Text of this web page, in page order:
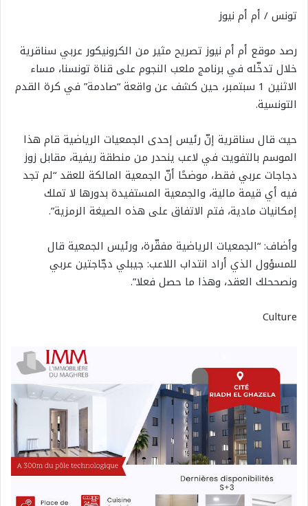
تونس / أم أم نيوز
رصد موقع أم أم نيوز تصريح مثير من الكرونيكور عربي سناقرية
خلال تدخّله في برنامج ملعب النجوم على قناة تونسنا، مساء
الاثنين 1 سبتمبر، حين كشف عن واقعة “صادمة” في كرة القدم
التونسية.
حيث قال سناقرية إنّ رئيس إحدى الجمعيات الرياضية قام هذا
الموسم بالتفويت في لاعب ينحدر من منطقة ريفية، مقابل زوز
دجاجات عربي فقط، موضحًا أنّ الجمعية المالكة للعقد “لم تجد
فيه أي قيمة مالية، والجمعية المستفيدة بدورها لا تملك
إمكانيات مادية، فتم الاتفاق على هذه الصيغة الرمزية”.
وأضاف: “الجمعيات الرياضية مفقّرة، ورئيس الجمعية قال
للمسؤول الذي أراد انتداب اللاعب: جيبلي دجّاجتين عربي
ونصححلك العقد، وهذا ما حصل فعلا”.
Culture